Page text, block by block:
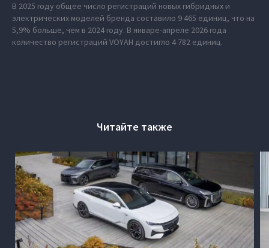
В 2025 году общее число регистраций новых гибридных и
электрических моделей бренда составило 9 465 единиц, что на
5,9% больше, чем в 2024 году. В январе-апреле 2026 года
количество регистраций VOYAH достигло 4 782 единиц.
Читайте также